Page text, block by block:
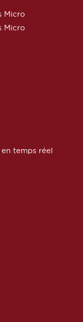
Micro
Micro
temps réel